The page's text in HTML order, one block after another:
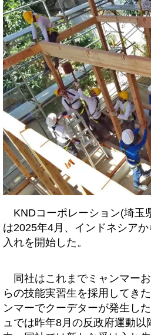
KNDコーポレーション(埼玉
は2025年4月、インドネシア
入れを開始した。
同社はこれまでミャンマー
らの技能実習生を採用してき
ンマーでクーデターが発生し
ュでは昨年8月の反政府運動以